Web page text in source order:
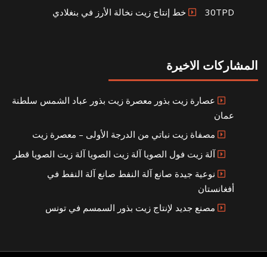
30TPD خط إنتاج زيت نخالة الأرز في بنغلادي
المشاركات الاخيرة
عصارة زيت بذور معصرة زيت بذور عباد الشمس سلطنة
عمان
مصفاة زيت نباتي من الدرجة الأولى – معصرة زيت
آلة زيت فول الصويا آلة زيت الصويا آلة زيت الصويا قطر
نوعية جيدة صانع آلة النفط صانع آلة النفط في
أفغانستان
مصنع جديد لإنتاج زيت بذور السمسم في تونس